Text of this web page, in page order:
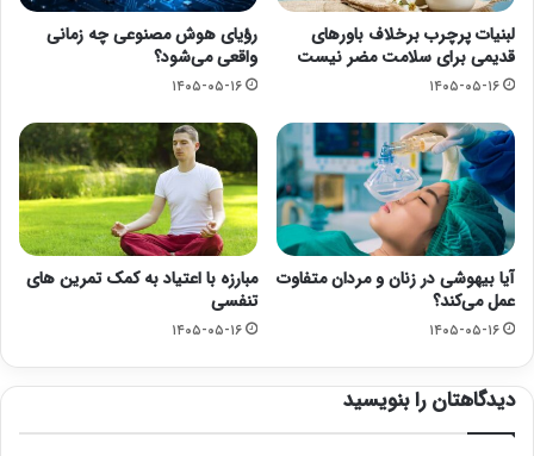
لبنیات پرچرب برخلاف باورهای
قدیمی برای سلامت مضر نیست
۱۴۰۵-۰۵-۱۶
رؤیای هوش مصنوعی چه زمانی
واقعی می‌شود؟
۱۴۰۵-۰۵-۱۶
آیا بیهوشی در زنان و مردان متفاوت
عمل می‌کند؟
۱۴۰۵-۰۵-۱۶
مبارزه با اعتیاد به کمک تمرین های
تنفسی
۱۴۰۵-۰۵-۱۶
دیدگاهتان را بنویسید